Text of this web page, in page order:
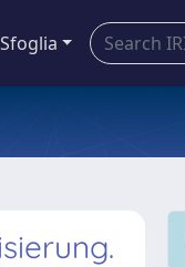
Sfoglia